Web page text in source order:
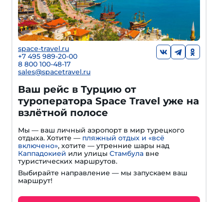
space-travel.ru
+7 495 989-20-00
8 800 100-48-17
sales@spacetravel.ru
Ваш рейс в Турцию от
туроператора Space Travel уже на
взлётной полосе
Мы — ваш личный аэропорт в мир турецкого
отдыха. Хотите — пляжный отдых и «всё
включено», хотите — утренние шары над
Каппадокией или улицы Стамбула вне
туристических маршрутов.
Выбирайте направление — мы запускаем ваш
маршрут!